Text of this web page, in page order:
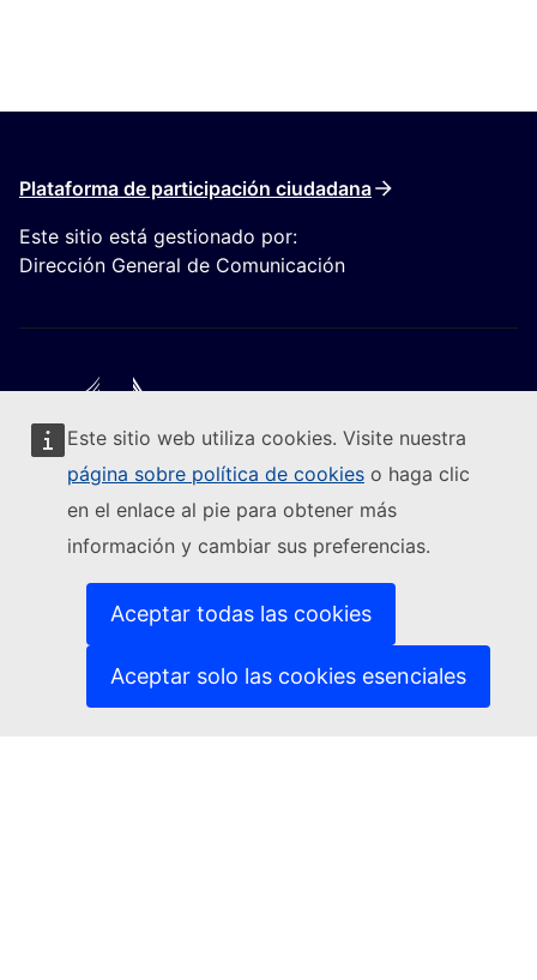
Este sitio web utiliza cookies. Visite nuestra
página sobre política de cookies o haga clic
en el enlace al pie para obtener más
información y cambiar sus preferencias.
Aceptar todas las cookies
Aceptar solo las cookies esenciales
Plataforma de participación ciudadana
Este sitio está gestionado por:
Dirección General de Comunicación
Seguir a la Comisión Europea
Contacto(Enlace externo)
Notificar una vulnerabilidad informática(Enlace externo)
Idiomas en nuestros sitios web(Enlace externo)
(Enlace externo)
Política de privacidad
Aviso jurídico
(Enlace externo)